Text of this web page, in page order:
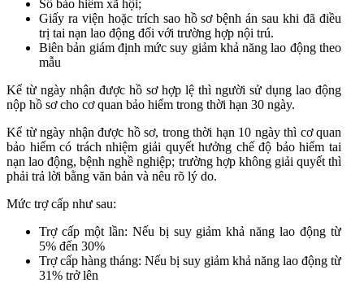
Sổ bảo hiểm xã hội;
Giấy ra viện hoặc trích sao hồ sơ bệnh án sau khi đã điều
trị tai nạn lao động đối với trường hợp nội trú.
Biên bản giám định mức suy giảm khả năng lao động theo
mẫu
Kể từ ngày nhận được hồ sơ hợp lệ thì người sử dụng lao động
nộp hồ sơ cho cơ quan bảo hiểm trong thời hạn 30 ngày.
Kể từ ngày nhận được hồ sơ, trong thời hạn 10 ngày thì cơ quan
bảo hiểm có trách nhiệm giải quyết hưởng chế độ bảo hiểm tai
nạn lao động, bệnh nghề nghiệp; trường hợp không giải quyết thì
phải trả lời bằng văn bản và nêu rõ lý do.
Mức trợ cấp như sau:
Trợ cấp một lần: Nếu bị suy giảm khả năng lao động từ
5% đến 30%
Trợ cấp hàng tháng: Nếu bị suy giảm khả năng lao động từ
31% trở lên